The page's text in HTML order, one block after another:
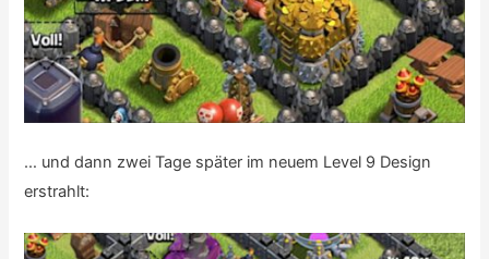
… und dann zwei Tage später im neuem Level 9 Design
erstrahlt: